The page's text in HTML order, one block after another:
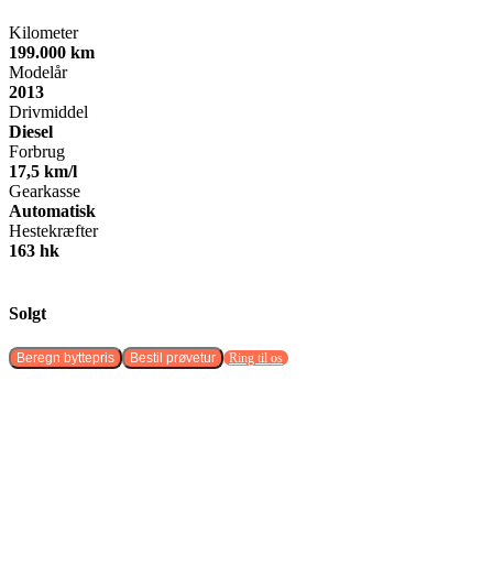
Kilometer
199.000 km
Modelår
2013
Drivmiddel
Diesel
Forbrug
17,5 km/l
Gearkasse
Automatisk
Hestekræfter
163 hk
Solgt
Beregn byttepris Bestil prøvetur Ring til os